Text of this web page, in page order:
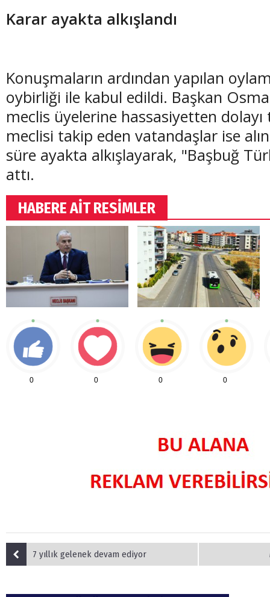
Karar ayakta alkışlandı
Konuşmaların ardından yapılan
oybirliği ile kabul edildi. Başkan
meclis üyelerine hassasiyetten
meclisi takip eden vatandaşlar ise
süre ayakta alkışlayarak, "Başbuğ
attı.
HABERE AİT RESİMLER
0 0 0 0
7 yıllık gelenek devam ediyor